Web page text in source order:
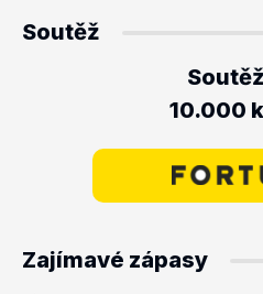
Soutěž
10.000
Zajímavé zápasy